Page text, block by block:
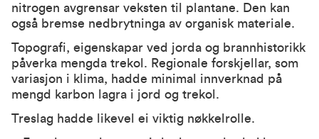
nitrogen avgrensar veksten til plantane. Den kan
også bremse nedbrytninga av organisk materiale.
Topografi, eigenskapar ved jorda og brannhistorikk
påverka mengda trekol. Regionale forskjellar, som
variasjon i klima, hadde minimal innverknad på
mengd karbon lagra i jord og trekol.
Treslag hadde likevel ei viktig nøkkelrolle.